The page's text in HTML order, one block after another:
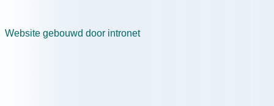
Website gebouwd door intronet